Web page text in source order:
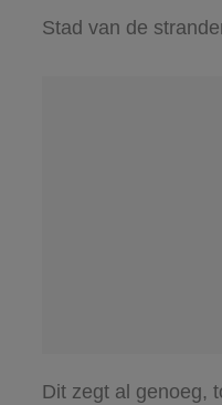
Stad van de
Dit zegt al genoeg,